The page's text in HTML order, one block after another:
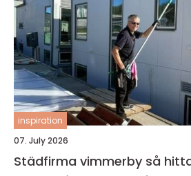
inspiration
07. July 2026
Städfirma vimmerby så hittar du rätt